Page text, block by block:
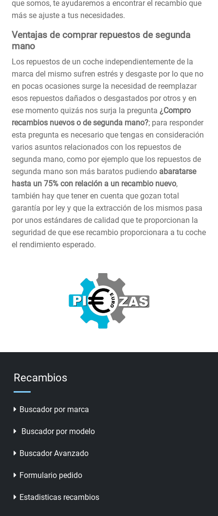
que somos, te ayudaremos a encontrar el recambio que
más se ajuste a tus necesidades.
Ventajas de comprar repuestos de segunda
mano
Los repuestos de un coche independientemente de la
marca del mismo sufren estrés y desgaste por lo que no
en pocas ocasiones surge la necesidad de reemplazar
esos repuestos dañados o desgastados por otros y en
ese momento quizás nos surja la pregunta ¿Compro
recambios nuevos o de segunda mano?; para responder
esta pregunta es necesario que tengas en consideración
varios asuntos relacionados con los repuestos de
segunda mano, como por ejemplo que los repuestos de
segunda mano son más baratos pudiendo abaratarse
hasta un 75% con relación a un recambio nuevo,
también hay que tener en cuenta que gozan total
garantía por ley y que la extracción de los mismos pasa
por unos estándares de calidad que te proporcionan la
seguridad de que ese recambio proporcionara a tu coche
el rendimiento esperado.
Recambios
Buscador por marca
Buscador por modelo
Buscador Avanzado
Formulario pedido
Estadisticas recambios